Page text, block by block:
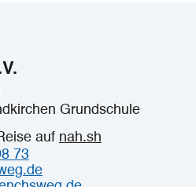
Grundschule
auf nah.sh
73